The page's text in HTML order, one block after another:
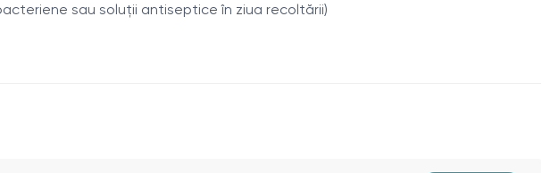
sau soluții antiseptice în ziua recoltării)